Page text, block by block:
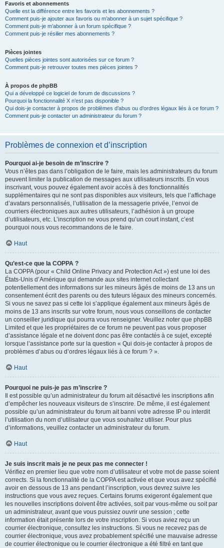
Favoris et abonnements
Quelle est la différence entre les favoris et les abonnements ?
Comment puis-je ajouter aux favoris ou m’abonner à un sujet spécifique ?
Comment puis-je m’abonner à un forum spécifique ?
Comment puis-je résilier mes abonnements ?
Pièces jointes
Quelles pièces jointes sont autorisées sur ce forum ?
Comment puis-je retrouver toutes mes pièces jointes ?
À propos de phpBB
Qui a développé ce logiciel de forum de discussions ?
Pourquoi la fonctionnalité X n’est pas disponible ?
Qui dois-je contacter à propos de problèmes d’abus ou d’ordres légaux liés à ce forum ?
Comment puis-je contacter un administrateur du forum ?
Problèmes de connexion et d’inscription
Pourquoi ai-je besoin de m’inscrire ?
Vous n’êtes pas dans l’obligation de le faire, mais les administrateurs du forum
peuvent limiter la publication de messages aux utilisateurs inscrits. En vous
inscrivant, vous pouvez également avoir accès à des fonctionnalités
supplémentaires qui ne sont pas disponibles aux visiteurs, tels que l’affichage
d’avatars personnalisés, l’utilisation de la messagerie privée, l’envoi de
courriers électroniques aux autres utilisateurs, l’adhésion à un groupe
d’utilisateurs, etc. L’inscription ne vous prend qu’un court instant, c’est
pourquoi nous vous recommandons de le faire.
Haut
Qu’est-ce que la COPPA ?
La COPPA (pour « Child Online Privacy and Protection Act ») est une loi des
États-Unis d’Amérique qui demande aux sites internet collectant
potentiellement des informations sur les mineurs âgés de moins de 13 ans un
consentement écrit des parents ou des tuteurs légaux des mineurs concernés.
Si vous ne savez pas si cette loi s’applique également aux mineurs âgés de
moins de 13 ans inscrits sur votre forum, nous vous conseillons de contacter
un conseiller juridique qui pourra vous renseigner. Veuillez noter que phpBB
Limited et que les propriétaires de ce forum ne peuvent pas vous proposer
d’assistance légale et ne doivent donc pas être contactés à ce sujet, excepté
lorsque l’assistance porte sur la question « Qui dois-je contacter à propos de
problèmes d’abus ou d’ordres légaux liés à ce forum ? ».
Haut
Pourquoi ne puis-je pas m’inscrire ?
Il est possible qu’un administrateur du forum ait désactivé les inscriptions afin
d’empêcher les nouveaux visiteurs de s’inscrire. De même, il est également
possible qu’un administrateur du forum ait banni votre adresse IP ou interdit
l’utilisation du nom d’utilisateur que vous souhaitez utiliser. Pour plus
d’informations, veuillez contacter un administrateur du forum.
Haut
Je suis inscrit mais je ne peux pas me connecter !
Vérifiez en premier lieu que votre nom d’utilisateur et votre mot de passe soient
corrects. Si la fonctionnalité de la COPPA est activée et que vous avez spécifié
avoir en dessous de 13 ans pendant l’inscription, vous devrez suivre les
instructions que vous avez reçues. Certains forums exigeront également que
les nouvelles inscriptions doivent être activées, soit par vous-même ou soit par
un administrateur, avant que vous puissiez ouvrir une session ; cette
information était présente lors de votre inscription. Si vous aviez reçu un
courrier électronique, consultez les instructions. Si vous ne recevez pas de
courrier électronique, vous avez probablement spécifié une mauvaise adresse
de courrier électronique ou le courrier électronique a été filtré en tant que